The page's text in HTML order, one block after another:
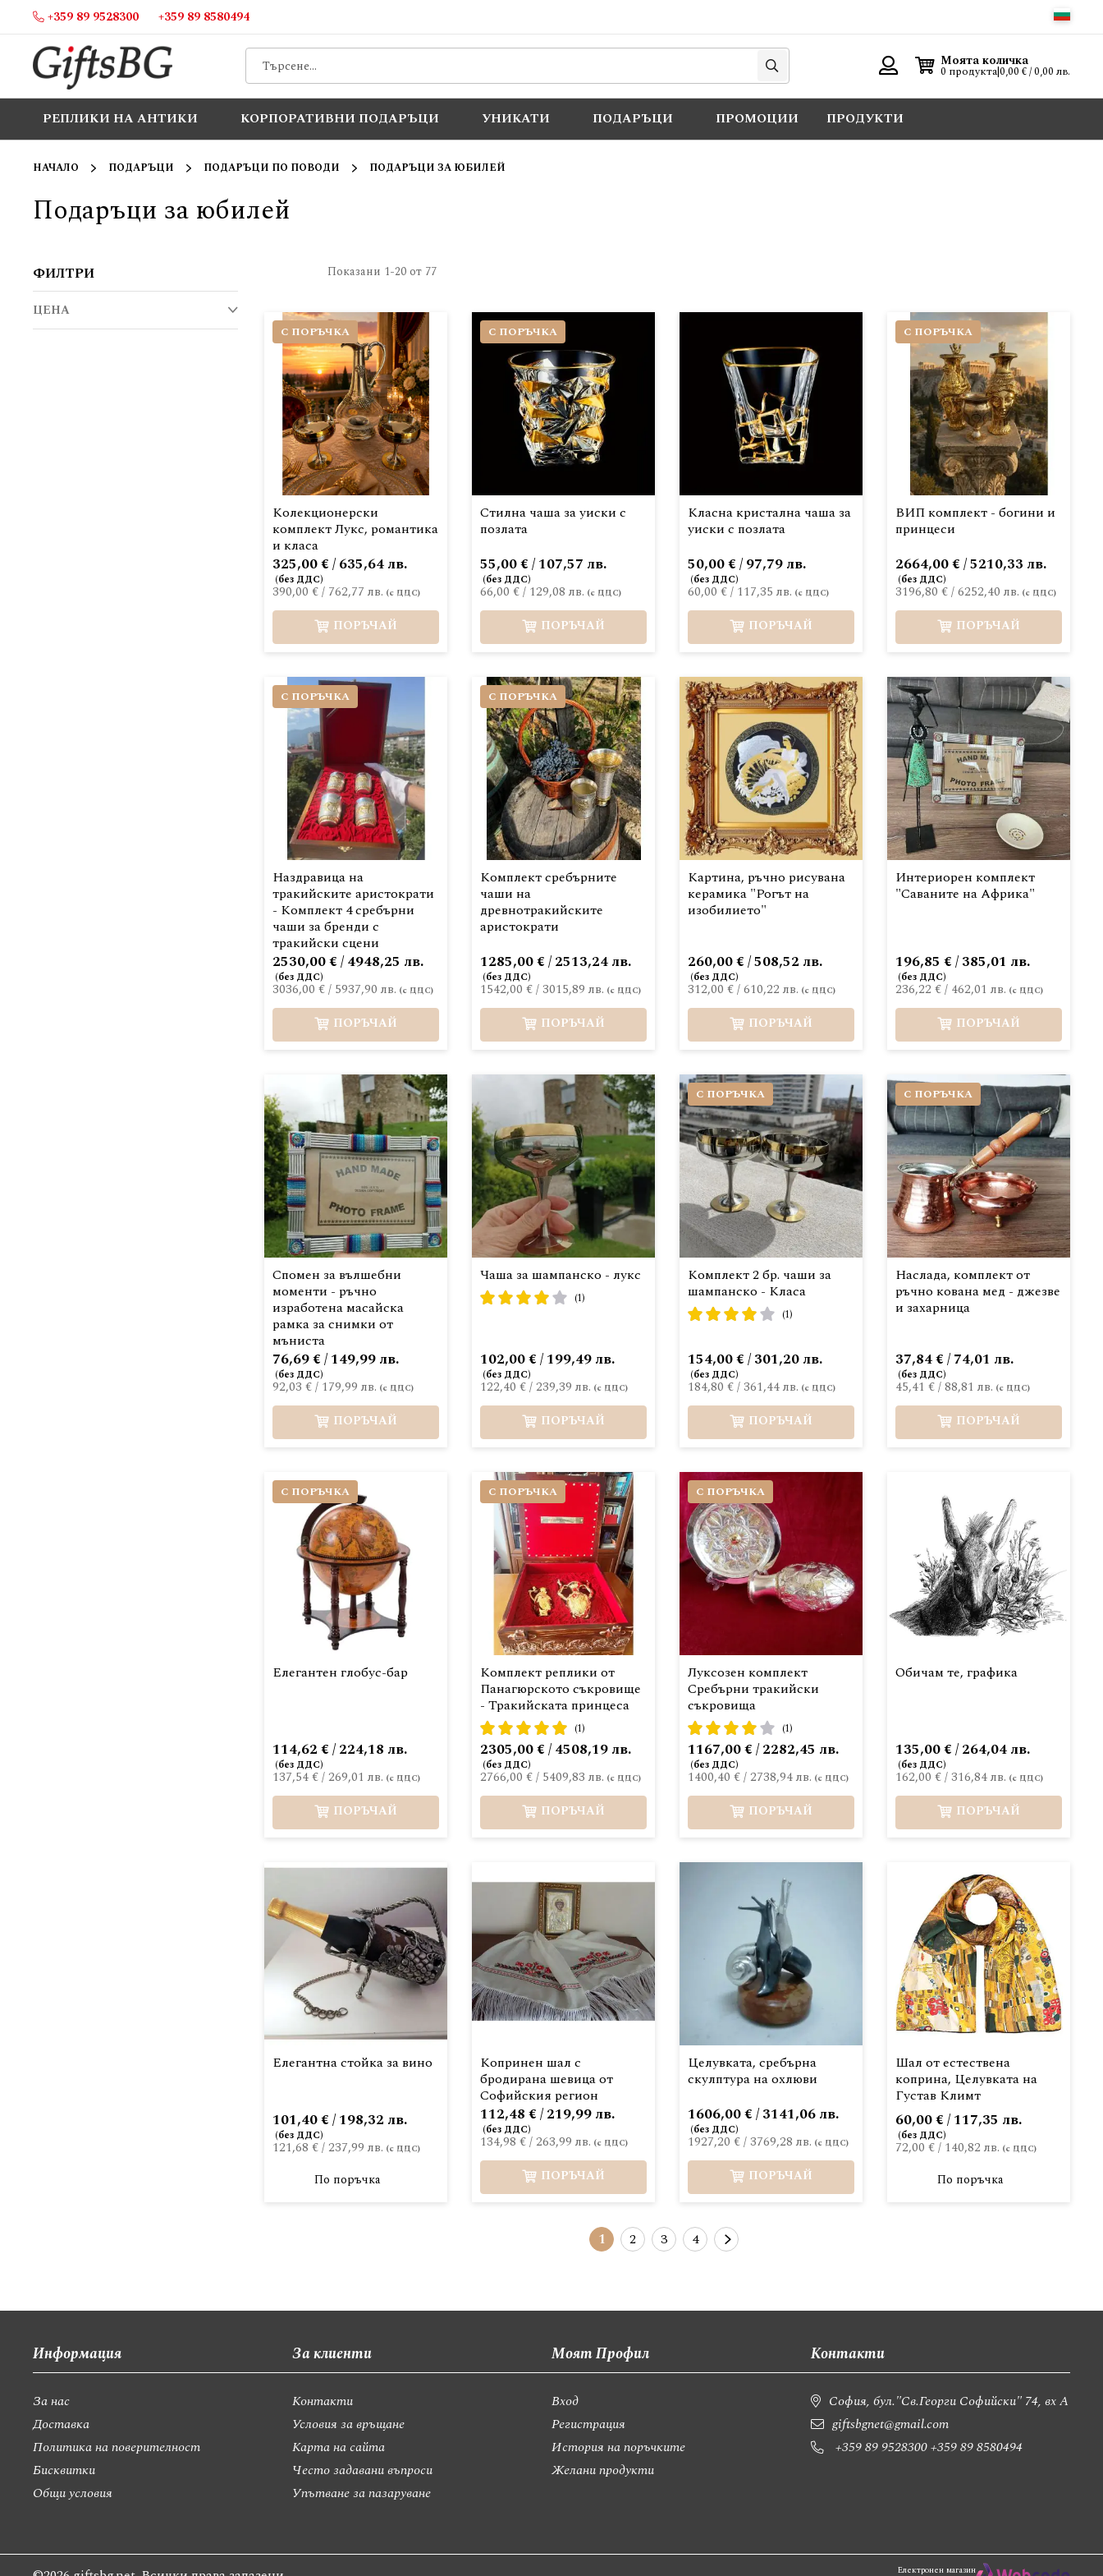
Прескачане
съдържанието
+359 89 9528300 +359 89 8580494
Търси
Моята количка
0 продукта|0,00 € / 0,00 лв.
РЕПЛИКИ НА АНТИКИ КОРПОРАТИВНИ ПОДАРЪЦИ УНИКАТИ ПОДАРЪЦИ ПРОМОЦИИ ПРОДУКТИ
НАЧАЛО ПОДАРЪЦИ ПОДАРЪЦИ ПО ПОВОДИ ПОДАРЪЦИ ЗА ЮБИЛЕЙ
Подаръци за юбилей
Показани 1-20от 77
С ПОРЪЧКА
Колекционерски
комплект Лукс, романтика
и класа
390,00 €/ 762,77 лв.
325,00 € / 635,64 лв.
ПОРЪЧАЙ
С ПОРЪЧКА
Стилна чаша за уиски с
позлата
66,00 €/ 129,08 лв.
55,00 € / 107,57 лв.
ПОРЪЧАЙ
Класна кристална чаша за
уиски с позлата
60,00 €/ 117,35 лв.
50,00 € / 97,79 лв.
ПОРЪЧАЙ
С ПОРЪЧКА
ВИП комплект - богини и
принцеси
3196,80 €/6252,40 лв.
2664,00 € / 5210,33 лв.
ПОРЪЧАЙ
С ПОРЪЧКА
Наздравица на
тракийските аристократи
- Комплект 4 сребърни
чаши за бренди с
тракийски сцени
3036,00 €/ 5937,90 лв.
2530,00 € / 4948,25 лв.
ПОРЪЧАЙ
С ПОРЪЧКА
Комплект сребърните
чаши на
древнотракийските
аристократи
1542,00 €/ 3015,89 лв.
1285,00 € / 2513,24 лв.
ПОРЪЧАЙ
Картина, ръчно рисувана
керамика "Рогът на
изобилието"
312,00 €/610,22 лв.
260,00 € / 508,52 лв.
ПОРЪЧАЙ
Интериорен комплект
"Саваните на Африка"
236,22 €/ 462,01 лв.
196,85 € / 385,01 лв.
ПОРЪЧАЙ
Спомен за вълшебни
моменти - ръчно
изработена масайска
рамка за снимки от
мъниста
92,03 €/ 179,99 лв.
76,69 € / 149,99 лв.
ПОРЪЧАЙ
Чаша за шампанско - лукс
рейтинг:
(1)
122,40 €/239,39 лв.
102,00 € / 199,49 лв.
ПОРЪЧАЙ
С ПОРЪЧКА
Комплект 2 бр. чаши за
шампанско - Класа
рейтинг:
(1)
184,80 €/ 361,44 лв.
154,00 € / 301,20 лв.
ПОРЪЧАЙ
С ПОРЪЧКА
Наслада, комплект от
ръчно кована мед - джезве
и захарница
45,41 €/88,81 лв.
37,84 € / 74,01 лв.
ПОРЪЧАЙ
С ПОРЪЧКА
Елегантен глобус-бар
137,54 €/269,01 лв.
114,62 € / 224,18 лв.
ПОРЪЧАЙ
С ПОРЪЧКА
Комплект реплики от
Панагюрското съкровище
- Тракийската принцеса
рейтинг:
100%
(1)
2766,00 €/ 5409,83 лв.
2305,00 € / 4508,19 лв.
ПОРЪЧАЙ
С ПОРЪЧКА
Луксозен комплект
Сребърни тракийски
съкровища
рейтинг:
80%
(1)
1400,40 €/2738,94 лв.
1167,00 € / 2282,45 лв.
ПОРЪЧАЙ
Обичам те, графика
162,00 €/ 316,84 лв.
135,00 € / 264,04 лв.
ПОРЪЧАЙ
Елегантна стойка за вино
121,68 €/237,99 лв.
101,40 € / 198,32 лв.
По поръчка
Копринен шал с
бродирана шевица от
Софийския регион
134,98 €/263,99 лв.
112,48 € / 219,99 лв.
ПОРЪЧАЙ
Целувката, сребърна
скулптура на охлюви
1927,20 €/ 3769,28 лв.
1606,00 € / 3141,06 лв.
ПОРЪЧАЙ
Шал от естествена
коприна, Целувката на
Густав Климт
72,00 €/ 140,82 лв.
60,00 € / 117,35 лв.
По поръчка
Страница
В момента четете страница
1 Страница
2 Страница
3 Страница
4 Страница
Следващ
Намерени
резултати
ФИЛТРИ
ЦЕНА
Информация
За нас
Доставка
Политика на поверителност
Бисквитки
Общи условия
За клиенти
Контакти
Условия за връщане
Карта на сайта
Често задавани въпроси
Упътване за пазаруване
Моят Профил
Вход
Регистрация
История на поръчките
Желани продукти
Контакти
София, бул."Св.Георги Софийски" 74, вх А
giftsbgnet@gmail.com
+359 89 9528300+359 89 8580494
Електронен магазин